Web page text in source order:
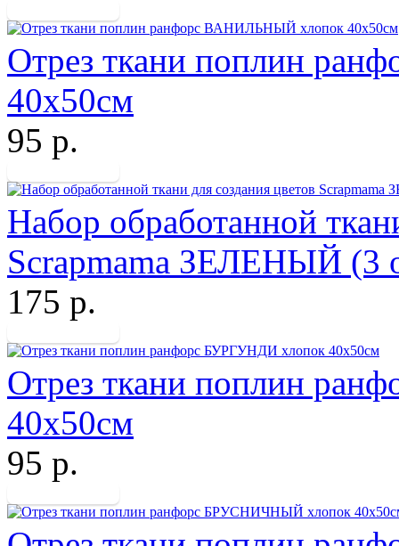
Отрез ткани поплин
40х50см
95 р.
Набор обработанной
Scrapmama ЗЕЛЕНЫЙ (3
175 р.
Отрез ткани поплин
40х50см
95 р.